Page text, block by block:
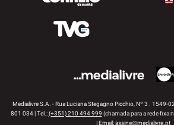
Medialivre S.A. - Rua Luciana Stegagno Picchio, Nº 3 . 1549-
801 034 | Tel.:(+351) 210 494 999 (chamada para a rede fixa
| Email:assine@medialivre.pt